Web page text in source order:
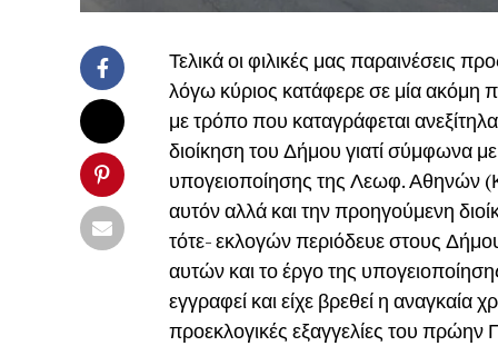
Τελικά οι φιλικές μας παραινέσεις
λόγω κύριος κατάφερε σε μία ακόμη
με τρόπο που καταγράφεται
διοίκηση του Δήμου γιατί σύμφωνα
υπογειοποίησης της Λεωφ. Αθηνών
αυτόν αλλά και την προηγούμενη
τότε- εκλογών περιόδευε στους
αυτών και το έργο της
εγγραφεί και είχε βρεθεί η
προεκλογικές εξαγγελίες του πρώην